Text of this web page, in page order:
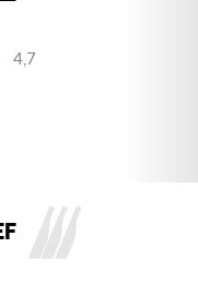
4,7